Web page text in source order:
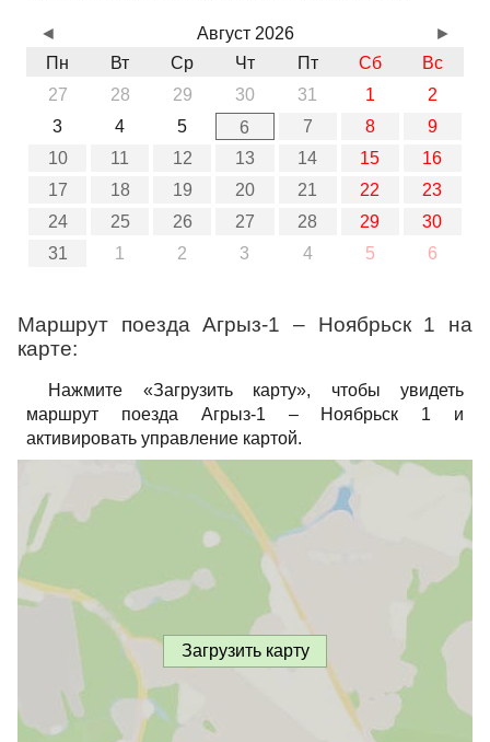
Август 2026
Пн
Вт Ср Чт Пт Сб
Вс
27
28 29 30 31 1
2
3
4 5 6 7 8
9
10
11 12 13 14 15
16
17
18 19 20 21 22
23
24
25 26 27 28 29
30
31
1 2 3 4 5 6
◄ ►
Маршрут поезда Агрыз-1 – Ноябрьск 1 на
карте:
Нажмите «Загрузить карту», чтобы увидеть
маршрут поезда Агрыз-1 – Ноябрьск 1 и
активировать управление картой.
Загрузить карту